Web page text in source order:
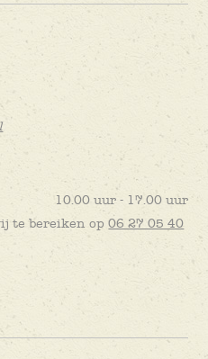
10.00 uur - 17.00 uur
te bereiken op06 27 05 40